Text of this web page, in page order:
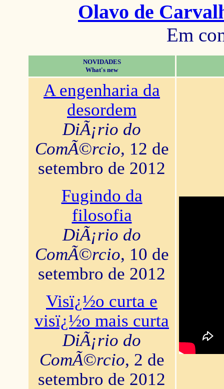
Olavo de
Em
NOVIDADES
What's new
A engenharia da
desordem
DiÃ¡rio do
ComÃ©rcio, 12 de
setembro de 2012
Fugindo da
filosofia
DiÃ¡rio do
ComÃ©rcio, 10 de
setembro de 2012
Visï¿½o curta e
visï¿½o mais curta
DiÃ¡rio do
ComÃ©rcio, 2 de
setembro de 2012